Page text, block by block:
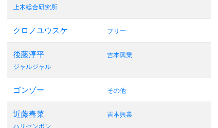
上木総合研究所
クロノユウスケ フリー
後藤淳平
ジャルジャル
吉本興業
ゴンゾー その他
近藤春菜
ハリセンボン
吉本興業